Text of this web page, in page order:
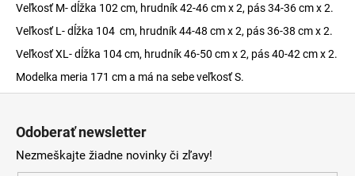
Veľkosť M- dĺžka 102 cm, hrudník 42-46 cm x 2, pás 34-36 cm x 2.
Veľkosť L- dĺžka 104 cm, hrudník 44-48 cm x 2, pás 36-38 cm x 2.
Veľkosť XL- dĺžka 104 cm, hrudník 46-50 cm x 2, pás 40-42 cm x 2.
Modelka meria 171 cm a má na sebe veľkosť S.
Odoberať newsletter
Nezmeškajte žiadne novinky či zľavy!